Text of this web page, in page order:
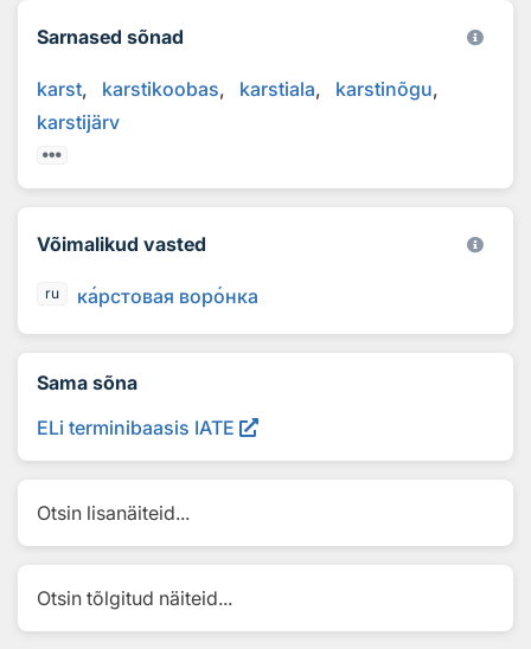
Sarnased sõnad
karst karstikoobas karstiala
karstinõgu
karstijärv
Võimalikud vasted
ru карстовая воронка
Sama sõna
ELi terminibaasis IATE
Otsin lisanäiteid...
Otsin tõlgitud näiteid...